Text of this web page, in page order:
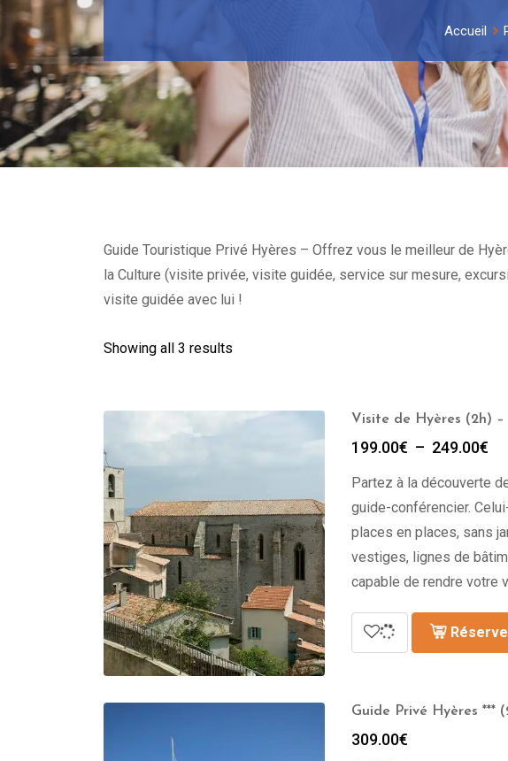
Accueil
Guide Touristique Privé Hyères – Offrez vous le meilleur de
la Culture (visite privée, visite guidée, service sur mesure,
visite guidée avec lui !
Showing all 3 results
Visite de Hyères (2h) –
199.00€ – 249.00€
à
Partez à la découverte
guide-conférencier.
places en places, sans
vestiges, lignes de
capable de rendre votre
Guide Privé Hyères ***
309.00€